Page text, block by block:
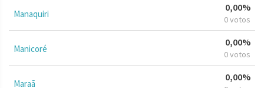
Manaquiri
0,00%
0 votos
Manicoré
0,00%
0 votos
Maraã
0,00%